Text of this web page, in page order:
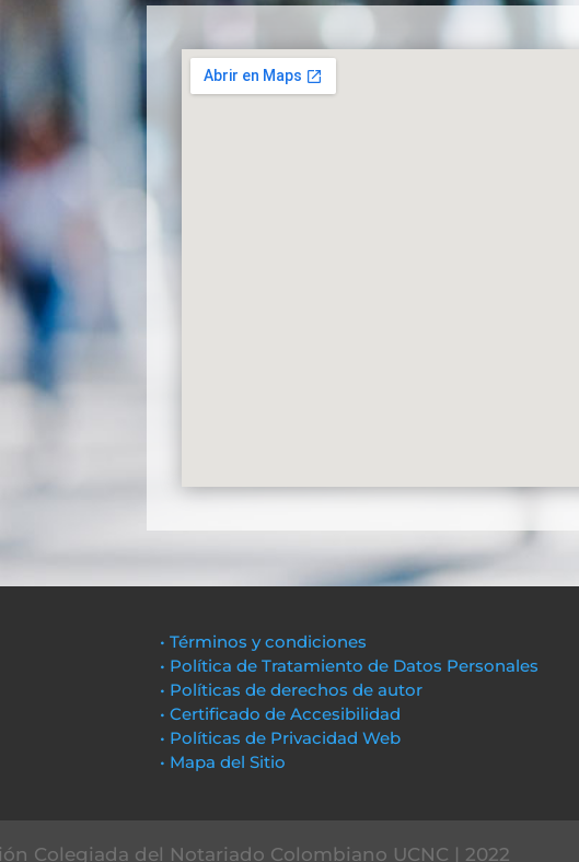
• Términos y condiciones
• Política de Tratamiento de Datos Personales
• Políticas de derechos de autor
• Certificado de Accesibilidad
• Políticas de Privacidad Web
• Mapa del Sitio
Colegiada del Notariado Colombiano UCNC | 2022